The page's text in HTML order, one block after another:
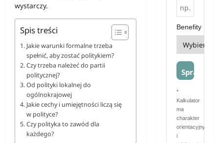
wystarczy.
Spis treści
Jakie warunki formalne trzeba
spełnić, aby zostać politykiem?
Czy trzeba należeć do partii
politycznej?
Od polityki lokalnej do
ogólnokrajowej
Jakie cechy i umiejętności liczą się
w polityce?
Czy polityka to zawód dla
każdego?
Benefity
Sprawdź
*
Kalkulator
ma
charakter
orientacyjny
i